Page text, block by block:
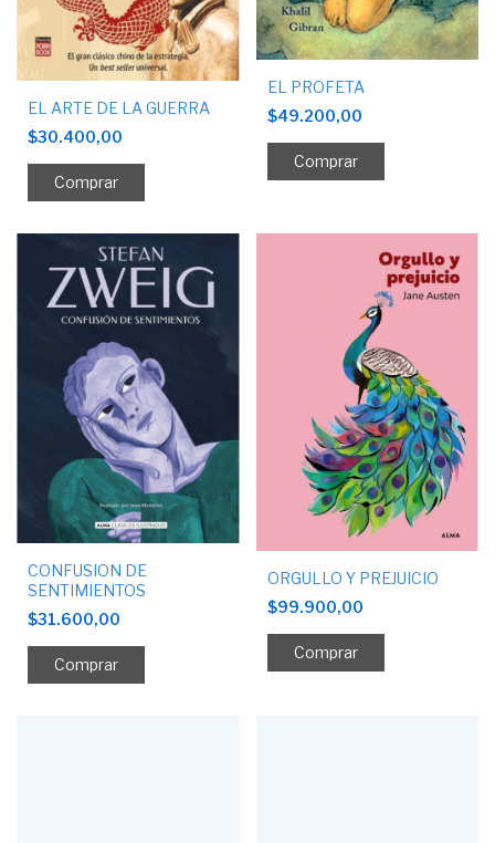
EL ARTE DE LA GUERRA
$30.400,00
EL PROFETA
$49.200,00
CONFUSION DE
SENTIMIENTOS
$31.600,00
ORGULLO Y PREJUICIO
$99.900,00